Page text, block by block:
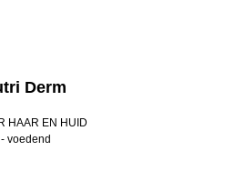
Derm
HAAR EN HUID
voedend